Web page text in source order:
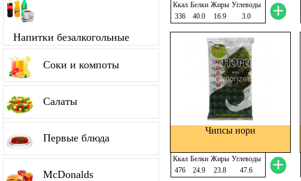
Напитки безалкогольные
Соки и компоты
Салаты
Первые блюда
McDonalds
Ккал Белки Жиры Углеводы
336
40.0 16.9 3.0
Чипсы нори
Ккал Белки Жиры Углеводы
476
24.9 23.8 47.6